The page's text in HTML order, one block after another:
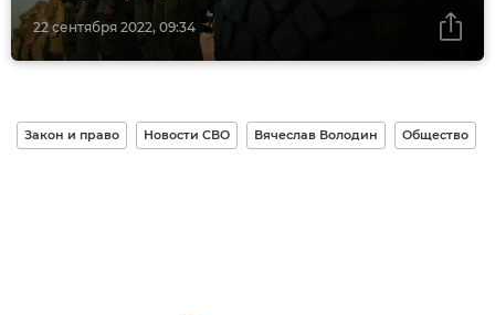
22 сентября 2022, 09:34
Закон и право Новости СВО Вячеслав Володин Общество